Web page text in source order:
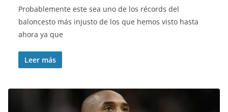
Probablemente este sea uno de los récords del
baloncesto más injusto de los que hemos visto hasta
ahora ya que
Leer más